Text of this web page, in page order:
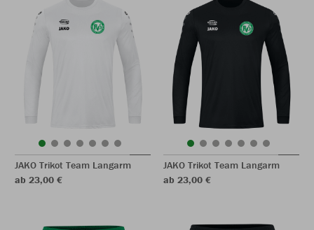
JAKO Trikot Team Langarm
ab 23,00 €
JAKO Trikot Team Langarm
ab 23,00 €